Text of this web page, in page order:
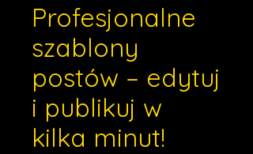
Profesjonalne
szablony
postów – edytuj
i publikuj w
kilka minut!